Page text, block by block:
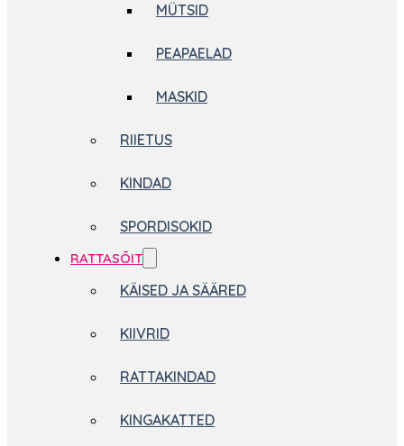
MÜTSID
PEAPAELAD
MASKID
RIIETUS
KINDAD
SPORDISOKID
RATTASÕIT
KÄISED JA SÄÄRED
KIIVRID
RATTAKINDAD
KINGAKATTED